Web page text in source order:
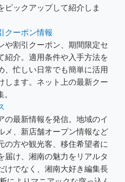
ピックアップして紹介しま
クーポン情報
や割引クーポン、期間限定セ
紹介。適用条件や入手方法を
、忙しい日常でも簡単に活用
します。ネット上の最新クー
の最新情報を発信。地域のイ
メ、新店舗オープン情報など
の方や観光客、移住希望者に
届け、湘南の魅力をリアルタ
けでなく、湘南大好き編集長